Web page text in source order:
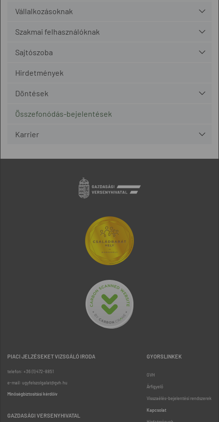
Vállalkozásoknak
Szakmai felhasználóknak
Sajtószoba
Hirdetmények
Döntések
Összefonódás-bejelentések
Karrier
PIACI JELZÉSEKET VIZSGÁLÓ IRODA
telefon: +36 (1) 472-8851
e-mail: ugyfelszolgalat@gvh.hu
Minőségbiztosítási kérdőív
GAZDASÁGI VERSENYHIVATAL
GYORSLINKEK
GVH
Árfigyelő
Visszaélés-bejelentési rendszerek
Kapcsolat